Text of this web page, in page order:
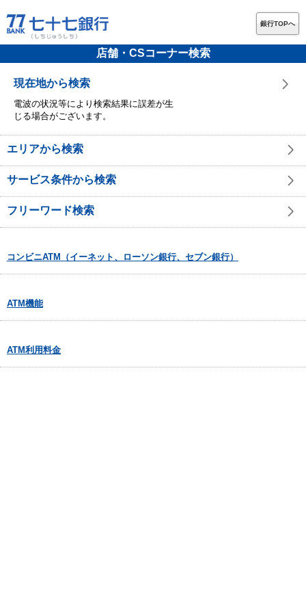
銀行TOPへ
店舗・CSコーナー検索
現在地から検索
電波の状況等により検索結果に誤差が生
じる場合がございます。
エリアから検索
サービス条件から検索
フリーワード検索
コンビニATM（イーネット、ローソン銀行、セブン銀行）
ATM機能
ATM利用料金